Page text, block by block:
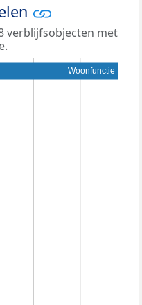
verblijfsobjecten met
Woonfunctie